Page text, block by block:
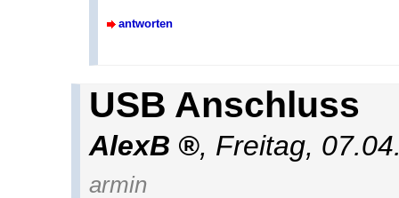
antworten
USB Anschluss
AlexB , Freitag,
armin